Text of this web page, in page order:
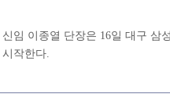
신임 이종열 단장은 16일 대구 삼
시작한다.